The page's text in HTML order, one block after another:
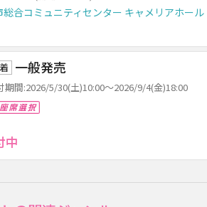
総合コミュニティセンター キャメリアホール
一般発売
期間:2026/5/30(土)10:00～2026/9/4(金)18:00
中